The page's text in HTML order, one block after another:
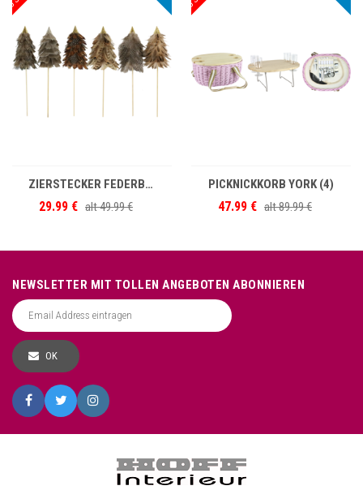
ZIERSTECKER FEDERBÄUME S/6
29.99 € alt49.99 €
PICKNICKKORB YORK (4)
47.99 € alt89.99 €
NEWSLETTER MIT TOLLEN ANGEBOTEN ABONNIEREN
OK